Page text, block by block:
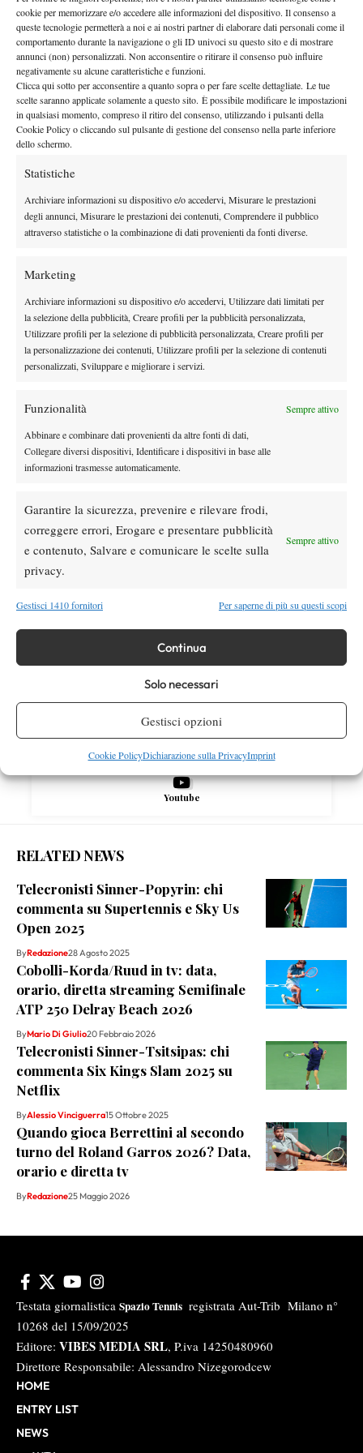
cookie per memorizzare e/o accedere alle informazioni del dispositivo. Il consenso a
queste tecnologie permetterà a noi e ai nostri partner di elaborare dati personali come il
comportamento durante la navigazione o gli ID univoci su questo sito e di mostrare
annunci (non) personalizzati. Non acconsentire o ritirare il consenso può influire
negativamente su alcune caratteristiche e funzioni.
Clicca qui sotto per acconsentire a quanto sopra o per fare scelte dettagliate. Le tue
scelte saranno applicate solamente a questo sito. È possibile modificare le impostazioni
in qualsiasi momento, compreso il ritiro del consenso, utilizzando i pulsanti della
Cookie Policy o cliccando sul pulsante di gestione del consenso nella parte inferiore
dello schermo.
Statistiche
Archiviare informazioni su dispositivo e/o accedervi, Misurare le prestazioni
degli annunci, Misurare le prestazioni dei contenuti, Comprendere il pubblico
attraverso statistiche o la combinazione di dati provenienti da fonti diverse.
Marketing
Archiviare informazioni su dispositivo e/o accedervi, Utilizzare dati limitati per
la selezione della pubblicità, Creare profili per la pubblicità personalizzata,
Utilizzare profili per la selezione di pubblicità personalizzata, Creare profili per
la personalizzazione dei contenuti, Utilizzare profili per la selezione di contenuti
personalizzati, Sviluppare e migliorare i servizi.
Funzionalità Sempre attivo
Abbinare e combinare dati provenienti da altre fonti di dati,
Collegare diversi dispositivi, Identificare i dispositivi in base alle
informazioni trasmesse automaticamente.
Garantire la sicurezza, prevenire e rilevare frodi,
correggere errori, Erogare e presentare pubblicità
e contenuto, Salvare e comunicare le scelte sulla
privacy.
Sempre attivo
Gestisci 1410 fornitori Per saperne di più su questi scopi
Continua
Solo necessari
Gestisci opzioni
Cookie PolicyDichiarazione sulla PrivacyImprint
come alle ore 11.00 sul Philippe Chatrier.Il match verrà
trasmesso sulle piattaformeDiscovery+ e HBO Maxprevio
abbonamento.
Atp News
Masters 1000 Montreal 2026:
Bolelli/Vavassori fuori al primo turno
Masters 1000 Cincinnati 2026: forfait di
Quinn, Sonego entra nel tabellone
Tennis in TV
dove vedere il sorteggio del tabellone
News
Rusedski sul futuro di Alcaraz: “Non
più nel 2026”
SOCIAL
X
Youtube
RELATED NEWS
Telecronisti Sinner-Popyrin: chi
commenta su Supertennis e Sky Us
Open 2025
ByRedazione28 Agosto 2025
Cobolli-Korda/Ruud in tv: data,
orario, diretta streaming Semifinale
ATP 250 Delray Beach 2026
ByMario Di Giulio20 Febbraio 2026
Telecronisti Sinner-Tsitsipas: chi
commenta Six Kings Slam 2025 su
Netflix
ByAlessio Vinciguerra15 Ottobre 2025
Quando gioca Berrettini al secondo
turno del Roland Garros 2026? Data,
orario e diretta tv
ByRedazione25 Maggio 2026
Testata giornalistica Spazio Tennis registrata Aut-Trib Milano n°
10268 del 15/09/2025
Editore: VIBES MEDIA SRL, P.iva 14250480960
Direttore Responsabile: Alessandro Nizegorodcew
HOME
ENTRY LIST
NEWS